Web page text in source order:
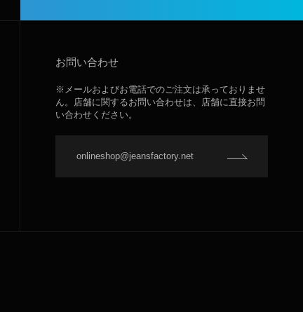
お問い合わせ
※メールおよびお電話でのご注文は承っておりませ
ん。店舗に関するお問い合わせは、店舗に直接お問
い合わせください。
onlineshop@jeansfactory.net